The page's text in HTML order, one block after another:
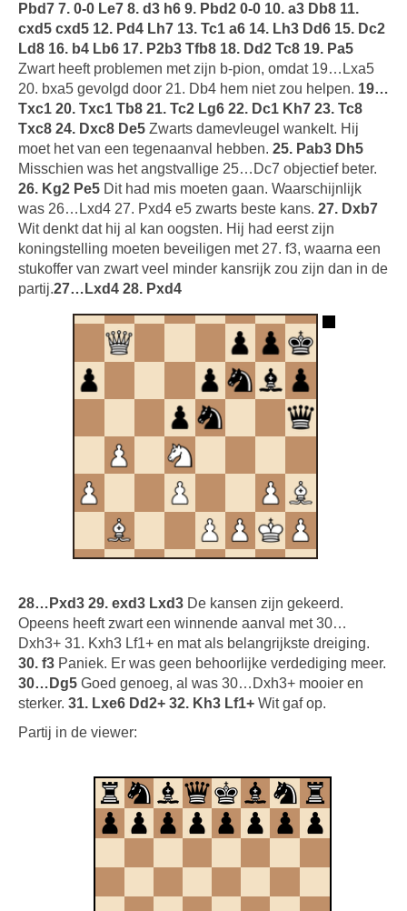
Pbd7 7. 0-0 Le7 8. d3 h6 9. Pbd2 0-0 10. a3 Db8 11.
cxd5 cxd5 12. Pd4 Lh7 13. Tc1 a6 14. Lh3 Dd6 15. Dc2
Ld8 16. b4 Lb6 17. P2b3 Tfb8 18. Dd2 Tc8 19. Pa5
Zwart heeft problemen met zijn b-pion, omdat 19…Lxa5
20. bxa5 gevolgd door 21. Db4 hem niet zou helpen. 19…
Txc1 20. Txc1 Tb8 21. Tc2 Lg6 22. Dc1 Kh7 23. Tc8
Txc8 24. Dxc8 De5 Zwarts damevleugel wankelt. Hij
moet het van een tegenaanval hebben. 25. Pab3 Dh5
Misschien was het angstvallige 25…Dc7 objectief beter.
26. Kg2 Pe5 Dit had mis moeten gaan. Waarschijnlijk
was 26…Lxd4 27. Pxd4 e5 zwarts beste kans. 27. Dxb7
Wit denkt dat hij al kan oogsten. Hij had eerst zijn
koningstelling moeten beveiligen met 27. f3, waarna een
stukoffer van zwart veel minder kansrijk zou zijn dan in de
partij.27…Lxd4 28. Pxd4
28…Pxd3 29. exd3 Lxd3 De kansen zijn gekeerd.
Opeens heeft zwart een winnende aanval met 30…
Dxh3+ 31. Kxh3 Lf1+ en mat als belangrijkste dreiging.
30. f3 Paniek. Er was geen behoorlijke verdediging meer.
30…Dg5 Goed genoeg, al was 30…Dxh3+ mooier en
sterker. 31. Lxe6 Dd2+ 32. Kh3 Lf1+ Wit gaf op.
Partij in de viewer: